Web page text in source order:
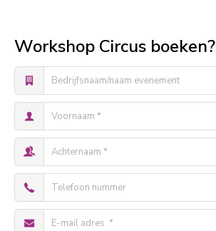
Workshop Circus boeken?